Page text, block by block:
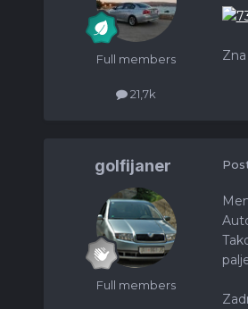
Full members
21,7k
golfijaner
Full members